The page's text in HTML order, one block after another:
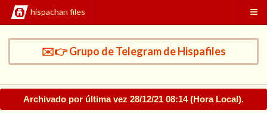
hispachan files
✉️👉 Grupo de Telegram de Hispafiles
Archivado por última vez 28/12/21 08:14(Hora Local).